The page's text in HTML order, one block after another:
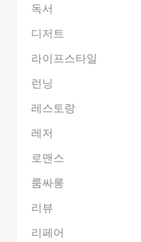
독서
디저트
라이프스타일
런닝
레스토랑
레저
로맨스
룸싸롱
리뷰
리페어